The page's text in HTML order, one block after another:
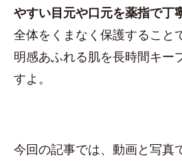
やすい目元や口元を薬指で丁
全体をくまなく保護すること
明感あふれる肌を長時間キー
すよ。
今回の記事では、動画と写真